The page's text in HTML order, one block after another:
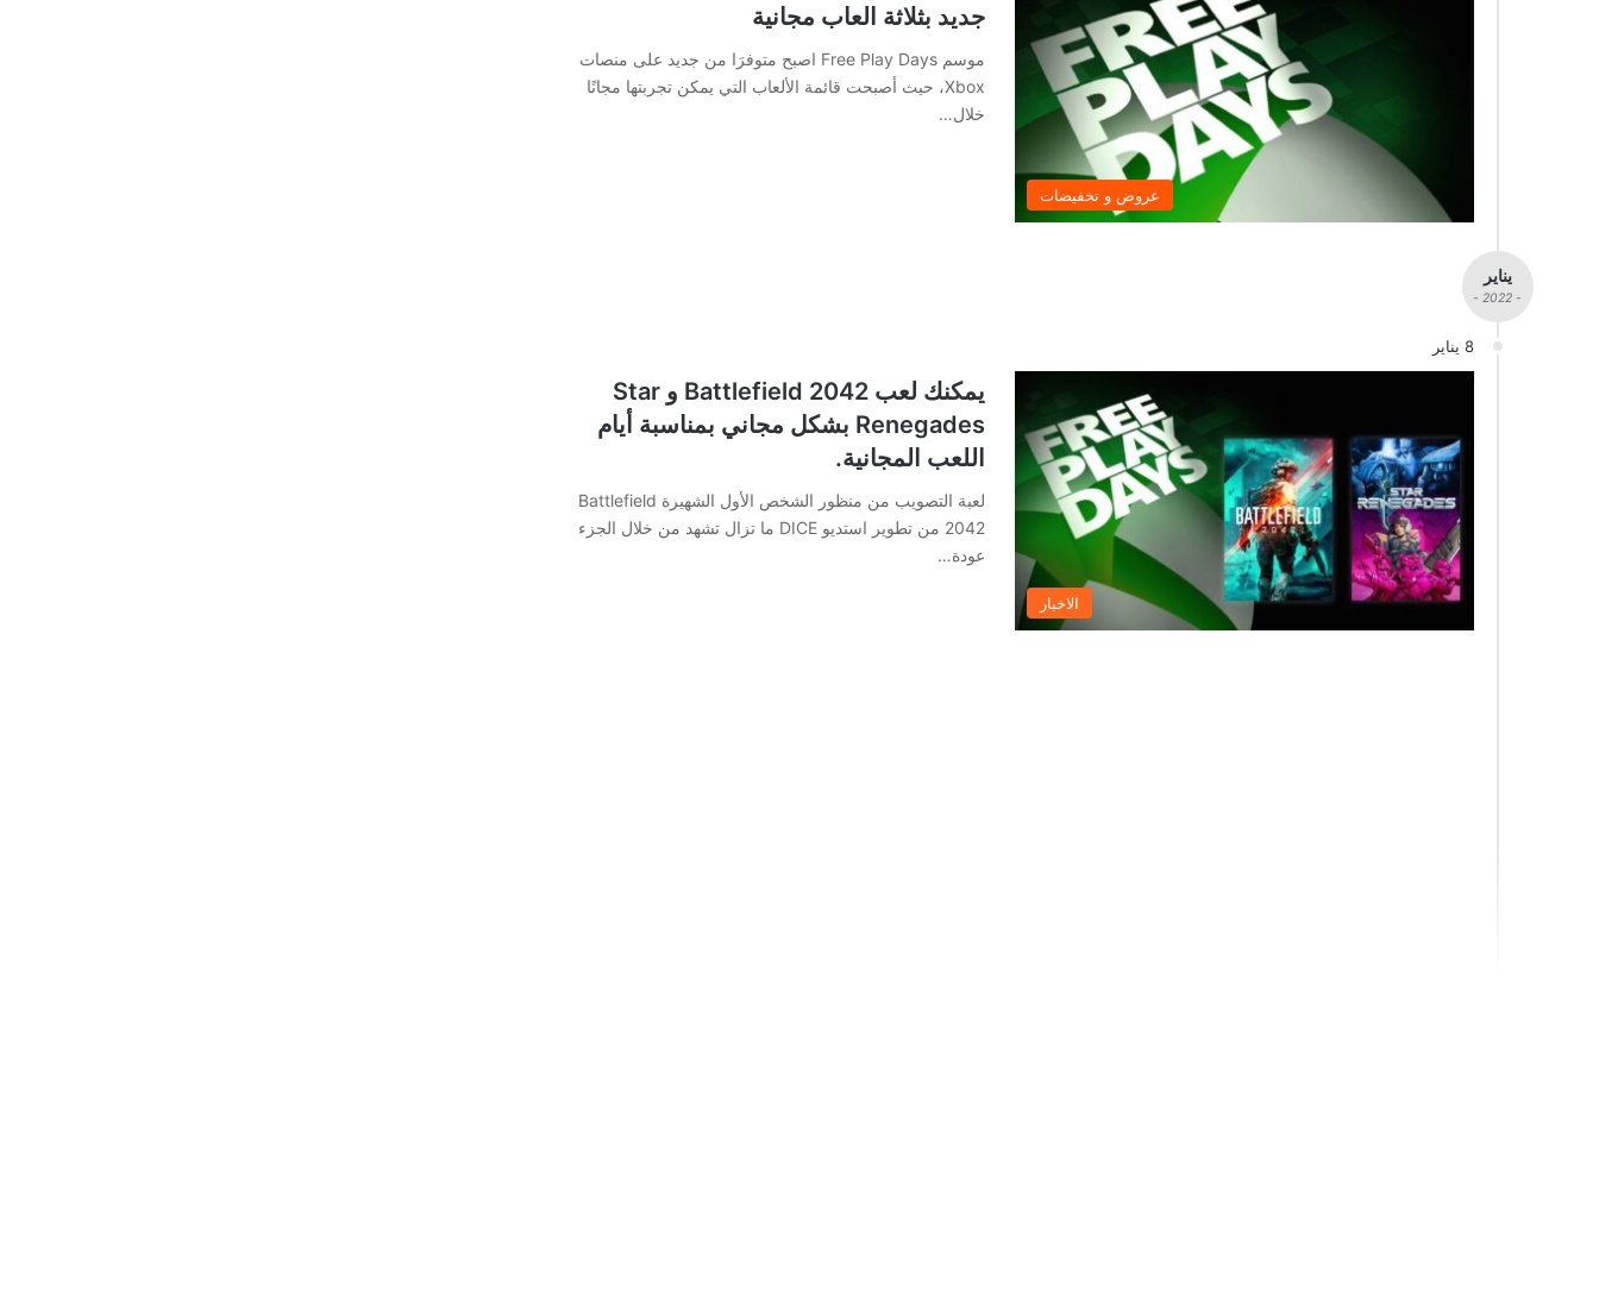
عروض و تخفيضات
جديد بثلاثة العاب مجانية
موسم Free Play Days اصبح متوفرَا من جديد على منصات
Xbox، حيث أصبحت قائمة الألعاب التي يمكن تجربتها مجانًا
خلال…
يناير
- 2022 -
8 يناير
الاخبار
يمكنك لعب Battlefield 2042 و Star
Renegades بشكل مجاني بمناسبة أيام
اللعب المجانية.
لعبة التصويب من منظور الشخص الأول الشهيرة Battlefield
2042 من تطوير استديو DICE ما تزال تشهد من خلال الجزء
عودة…